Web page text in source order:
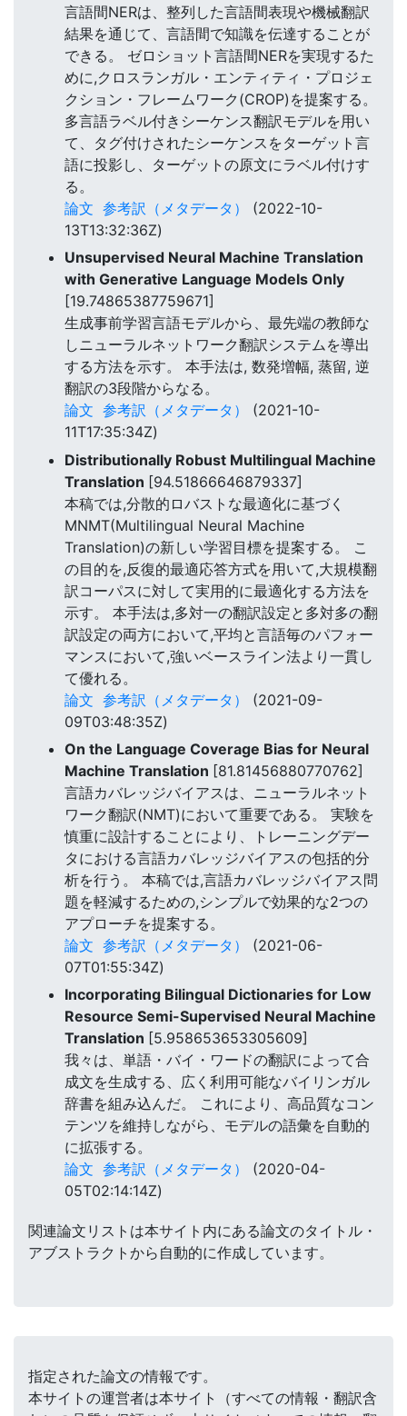
言語間NERは、整列した言語間表現や機械翻訳
結果を通じて、言語間で知識を伝達することが
できる。 ゼロショット言語間NERを実現するた
めに,クロスランガル・エンティティ・プロジェ
クション・フレームワーク(CROP)を提案する。
多言語ラベル付きシーケンス翻訳モデルを用い
て、タグ付けされたシーケンスをターゲット言
語に投影し、ターゲットの原文にラベル付けす
る。
論文 参考訳（メタデータ）
(2022-10-
13T13:32:36Z)
Unsupervised Neural Machine Translation
with Generative Language Models Only
[19.74865387759671]
生成事前学習言語モデルから、最先端の教師な
しニューラルネットワーク翻訳システムを導出
する方法を示す。 本手法は, 数発増幅, 蒸留, 逆
翻訳の3段階からなる。
論文 参考訳（メタデータ）
(2021-10-
11T17:35:34Z)
Distributionally Robust Multilingual Machine
Translation [94.51866646879337]
本稿では,分散的ロバストな最適化に基づく
MNMT(Multilingual Neural Machine
Translation)の新しい学習目標を提案する。 こ
の目的を,反復的最適応答方式を用いて,大規模翻
訳コーパスに対して実用的に最適化する方法を
示す。 本手法は,多対一の翻訳設定と多対多の翻
訳設定の両方において,平均と言語毎のパフォー
マンスにおいて,強いベースライン法より一貫し
て優れる。
論文 参考訳（メタデータ）
(2021-09-
09T03:48:35Z)
On the Language Coverage Bias for Neural
Machine Translation [81.81456880770762]
言語カバレッジバイアスは、ニューラルネット
ワーク翻訳(NMT)において重要である。 実験を
慎重に設計することにより、トレーニングデー
タにおける言語カバレッジバイアスの包括的分
析を行う。 本稿では,言語カバレッジバイアス問
題を軽減するための,シンプルで効果的な2つの
アプローチを提案する。
論文 参考訳（メタデータ）
(2021-06-
07T01:55:34Z)
Incorporating Bilingual Dictionaries for Low
Resource Semi-Supervised Neural Machine
Translation [5.958653653305609]
我々は、単語・バイ・ワードの翻訳によって合
成文を生成する、広く利用可能なバイリンガル
辞書を組み込んだ。 これにより、高品質なコン
テンツを維持しながら、モデルの語彙を自動的
に拡張する。
論文 参考訳（メタデータ）
(2020-04-
05T02:14:14Z)
関連論文リストは本サイト内にある論文のタイトル・
アブストラクトから自動的に作成しています。
指定された論文の情報です。
本サイトの運営者は本サイト（すべての情報・翻訳含